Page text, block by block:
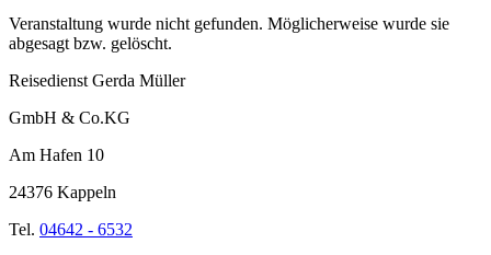
Veranstaltung wurde nicht gefunden. Möglicherweise wurde sie
abgesagt bzw. gelöscht.
Reisedienst Gerda Müller
GmbH & Co.KG
Am Hafen 10
24376 Kappeln
Tel. 04642 - 6532